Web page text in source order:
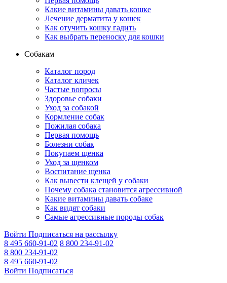
Какие витамины давать кошке
Лечение дерматита у кошек
Как отучить кошку гадить
Как выбрать переноску для кошки
Собакам
Каталог пород
Каталог кличек
Частые вопросы
Здоровье собаки
Уход за собакой
Кормление собак
Пожилая собака
Первая помощь
Болезни собак
Покупаем щенка
Уход за щенком
Воспитание щенка
Как вывести клещей у собаки
Почему собака становится агрессивной
Какие витамины давать собаке
Как видят собаки
Самые агрессивные породы собак
Войти Подписаться на рассылку
8 495 660-91-02 8 800 234-91-02
8 800 234-91-02
8 495 660-91-02
Войти Подписаться